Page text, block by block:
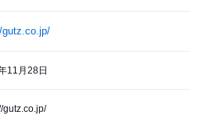
gutz.co.jp/
11月28日
gutz.co.jp/